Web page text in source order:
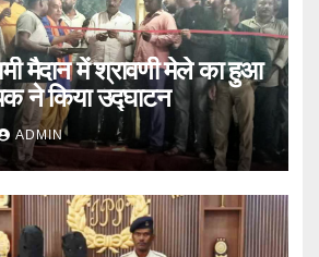
मैदान में श्रावणी मेले का हुआ
ने किया उद्घाटन
ADMIN